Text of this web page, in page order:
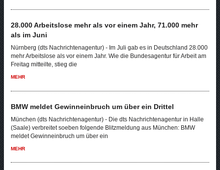
28.000 Arbeitslose mehr als vor einem Jahr, 71.000 mehr
als im Juni
Nürnberg (dts Nachrichtenagentur) - Im Juli gab es in Deutschland 28.000
mehr Arbeitslose als vor einem Jahr. Wie die Bundesagentur für Arbeit am
Freitag mitteilte, stieg die
MEHR
BMW meldet Gewinneinbruch um über ein Drittel
München (dts Nachrichtenagentur) - Die dts Nachrichtenagentur in Halle
(Saale) verbreitet soeben folgende Blitzmeldung aus München: BMW
meldet Gewinneinbruch um über ein
MEHR